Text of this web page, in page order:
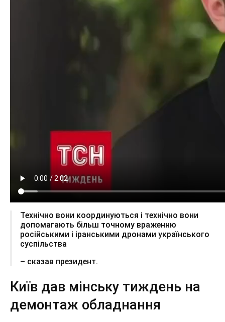
Технічно вони координуються і технічно вони
допомагають більш точному враженню
російськими і іранськими дронами українського
суспільства
– сказав президент.
Київ дав мінську тиждень на
демонтаж обладнання